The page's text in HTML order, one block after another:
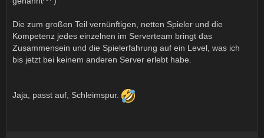
Die zum großen Teil vernünftigen, netten Spieler und die
Kompetenz jedes einzelnen im Serverteam bringt das
Zusammensein und die Spielerfahrung auf ein Level, was ich
bis jetzt bei keinem anderen Server erlebt habe.
Jaja, passt auf, Schleimspur.